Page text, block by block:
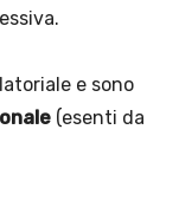
e sono
(esenti da